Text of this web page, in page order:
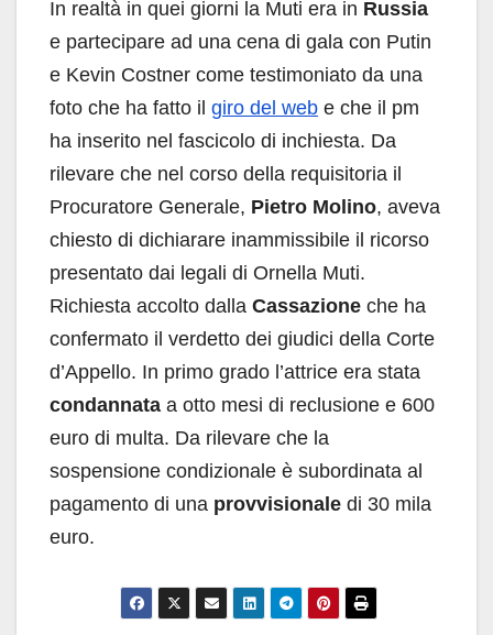
In realtà in quei giorni la Muti era in Russia
e partecipare ad una cena di gala con Putin
e Kevin Costner come testimoniato da una
foto che ha fatto il giro del web e che il pm
ha inserito nel fascicolo di inchiesta. Da
rilevare che nel corso della requisitoria il
Procuratore Generale, Pietro Molino, aveva
chiesto di dichiarare inammissibile il ricorso
presentato dai legali di Ornella Muti.
Richiesta accolto dalla Cassazione che ha
confermato il verdetto dei giudici della Corte
d’Appello. In primo grado l’attrice era stata
condannata a otto mesi di reclusione e 600
euro di multa. Da rilevare che la
sospensione condizionale è subordinata al
pagamento di una provvisionale di 30 mila
euro.